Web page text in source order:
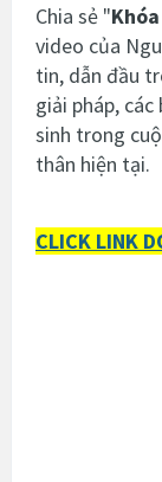
Chia sẻ "
video của
tin, dẫn đầu
giải pháp,
sinh trong
thân hiện tại.
CLICK LINK